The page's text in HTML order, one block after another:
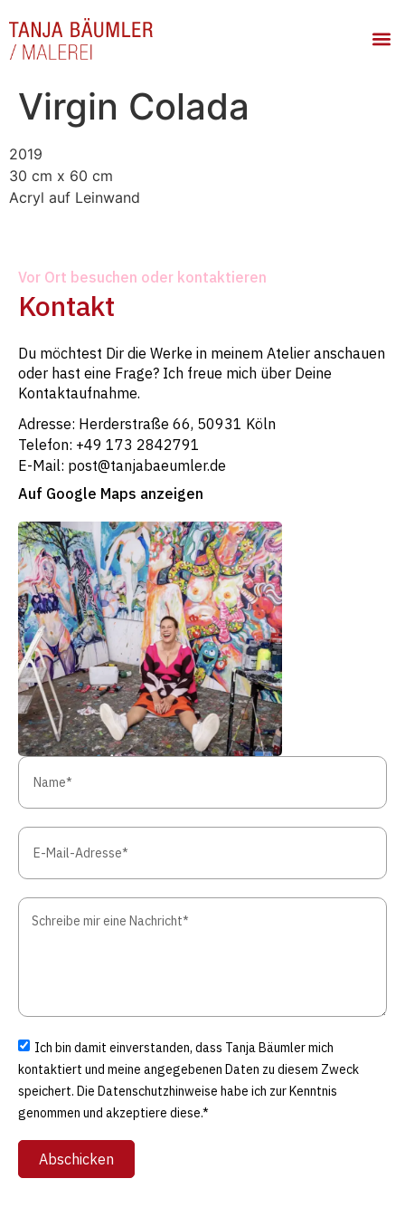
Virgin Colada
2019
30 cm x 60 cm
Acryl auf Leinwand
Vor Ort besuchen oder kontaktieren
Kontakt
Du möchtest Dir die Werke in meinem Atelier anschauen
oder hast eine Frage? Ich freue mich über Deine
Kontaktaufnahme.
Adresse: Herderstraße 66, 50931 Köln
Telefon: +49 173 2842791
E-Mail: post@tanjabaeumler.de
Auf Google Maps anzeigen
Ich bin damit einverstanden, dass Tanja Bäumler mich
kontaktiert und meine angegebenen Daten zu diesem Zweck
speichert. Die Datenschutzhinweise habe ich zur Kenntnis
genommen und akzeptiere diese.*
Abschicken